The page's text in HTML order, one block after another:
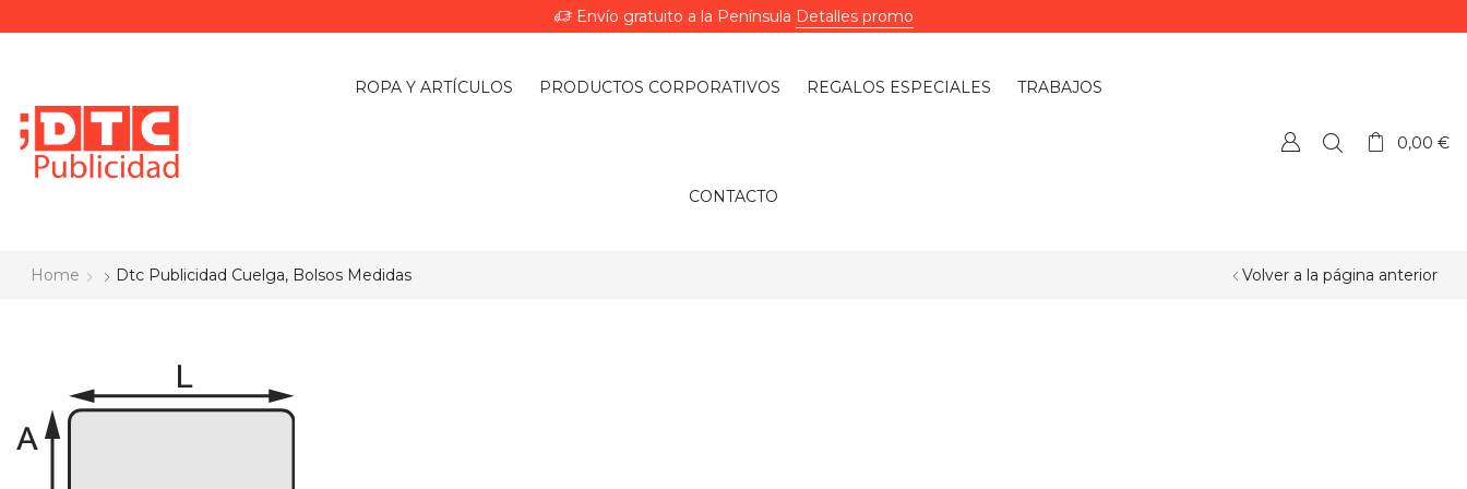
Envío gratuito a la Península Detalles promo
ROPA Y ARTÍCULOS PRODUCTOS CORPORATIVOS REGALOS ESPECIALES TRABAJOS
CONTACTO
0,00€
Volver a la página anterior
Home Dtc Publicidad Cuelga, Bolsos Medidas